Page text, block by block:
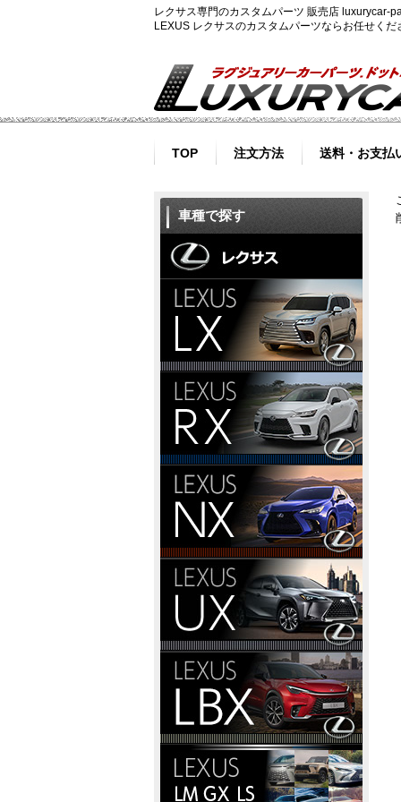
レクサス専門のカスタムパーツ 販売店 luxurycar-
LEXUS レクサスのカスタムパーツならお任せく
TOP 注文方法 送料・お支払
車種で探す